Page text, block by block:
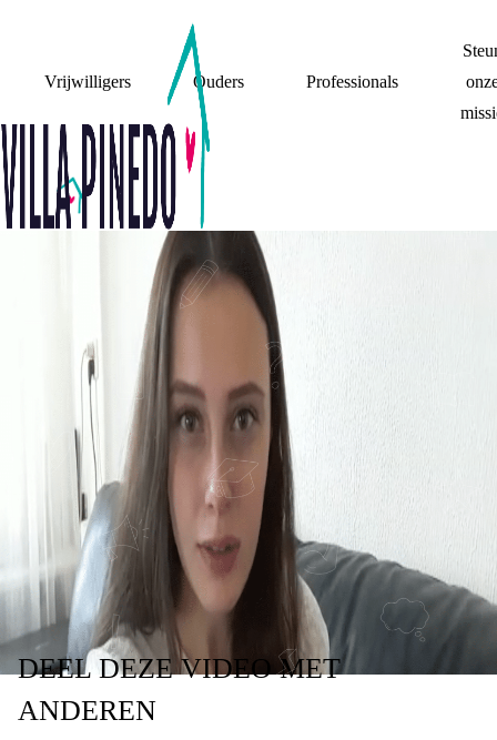
Vrijwilligers Ouders Professionals
WAT BETEKENT
VILLA PINEDO
VOOR JOU?
DEELDEZE VIDEOMET
ANDEREN